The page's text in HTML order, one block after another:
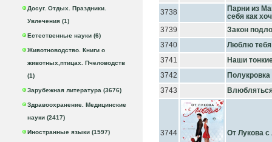
Досуг. Отдых. Праздники.
Увлечения (1)
Естественные науки (6)
Животноводство. Книги о
животных,птицах. Пчеловодств
(1)
Зарубежная литература (3676)
Здравоохранение. Медицинские
науки (2417)
Иностранные языки (1597)
3738
Парни из
себя как
3739
Закон
3740
Люблю тебя
3741
Наши
3742
Полукровка
3743
3744 От Лукова